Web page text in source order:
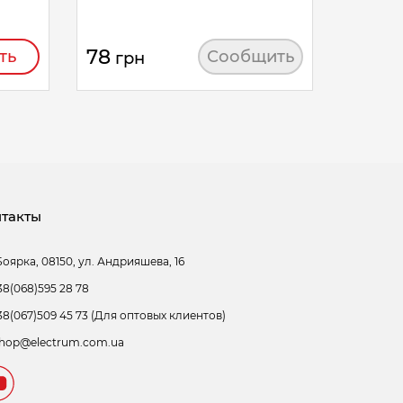
78 грн Сообщить
08150, ул. Андрияшева, 16
28 78
45 73 (Для оптовых клиентов)